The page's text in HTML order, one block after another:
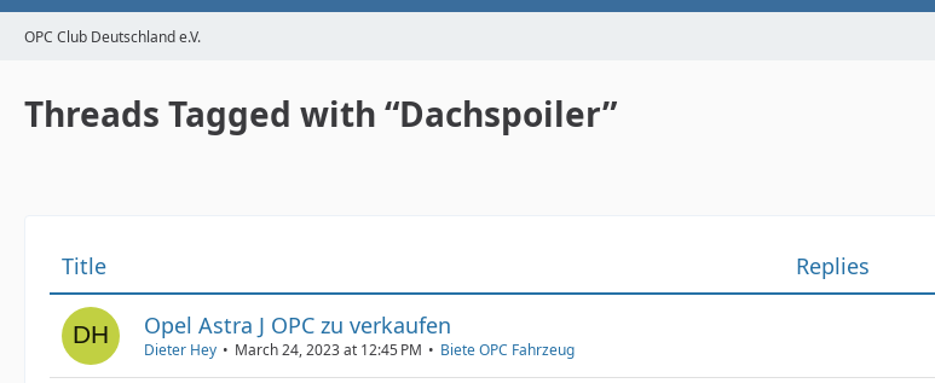
OPC Club Deutschland e.V.
Threads Tagged with “Dachspoiler”
Title Replies
Opel Astra J OPC zu verkaufen
Dieter Hey March 24, 2023 at 12:45 PM Biete OPC Fahrzeug